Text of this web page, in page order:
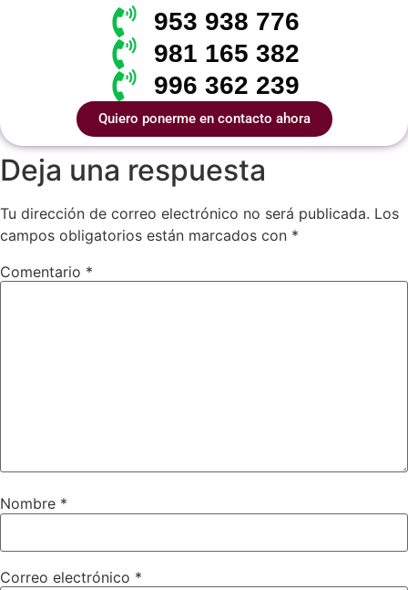
953 938 776
981 165 382
996 362 239
Quiero ponerme en contacto ahora
Deja una respuesta
Tu dirección de correo electrónico no será publicada. Los
campos obligatorios están marcados con *
Comentario *
Nombre *
Correo electrónico *